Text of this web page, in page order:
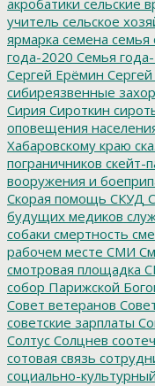
учитель сельское
ярмарка семена семья
года-2020 Семья
Сергей Ерёмин
сибиреязвенные
Сирия Сироткин
оповещения
Хабаровскому краю
пограничников скейт-
вооружения и
Скорая помощь СКУД
будущих медиков
собаки смертность
рабочем месте СМИ
смотровая площадка
собор Парижской
Совет ветеранов
советские зарплаты
Солтус Солцнев
сотовая связь
социально-